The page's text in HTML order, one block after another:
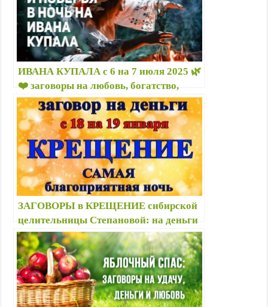
ИВАНА КУПАЛА с 6 на 7 июля 2025 🌿
❤️ заговоры на любовь, богатство,
купальские обряды от болезней, как
использовать травы на Ивана Купалу
ЗАГОВОРЫ в КРЕЩЕНИЕ сибирской
целительницы Степановой: на деньги
любовь ❤️ замужество судьбу роды —
Крещенские заговоры от Натальи
Степановой